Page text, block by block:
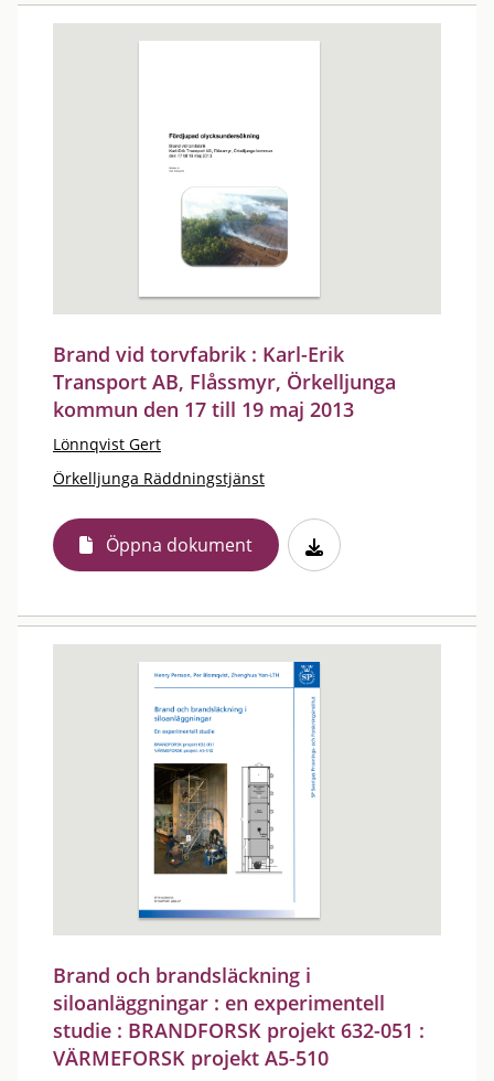
Brand vid torvfabrik : Karl-Erik
Transport AB, Flåssmyr, Örkelljunga
kommun den 17 till 19 maj 2013
Lönnqvist Gert
Örkelljunga Räddningstjänst
Öppna dokument
Brand och brandsläckning i
siloanläggningar : en experimentell
studie : BRANDFORSK projekt 632-051 :
VÄRMEFORSK projekt A5-510